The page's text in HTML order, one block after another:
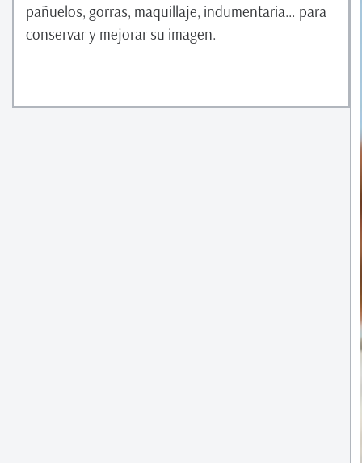
pañuelos, gorras, maquillaje, indumentaria… para
conservar y mejorar su imagen.